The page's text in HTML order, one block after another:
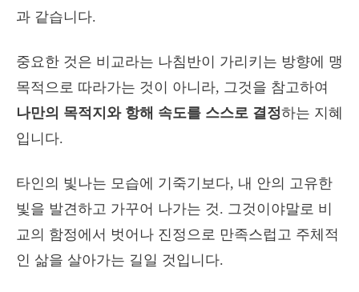
과 같습니다.
중요한 것은 비교라는 나침반이 가리키는 방향에 맹
목적으로 따라가는 것이 아니라, 그것을 참고하여
나만의 목적지와 항해 속도를 스스로 결정하는 지혜
입니다.
타인의 빛나는 모습에 기죽기보다, 내 안의 고유한
빛을 발견하고 가꾸어 나가는 것. 그것이야말로 비
교의 함정에서 벗어나 진정으로 만족스럽고 주체적
인 삶을 살아가는 길일 것입니다.